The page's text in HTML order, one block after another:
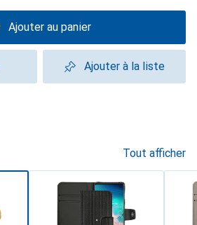
Ajouter au panier
Ajouter à la liste
Tout afficher